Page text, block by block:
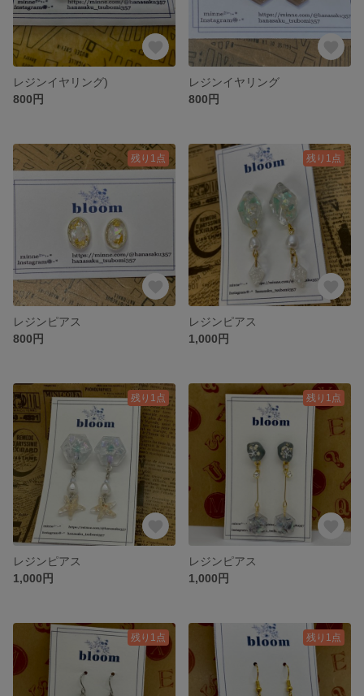
レジンイヤリング)
800円
レジンイヤリング
800円
残り1点
レジンピアス
800円
残り1点
レジンピアス
1,000円
残り1点
レジンピアス
1,000円
残り1点
レジンピアス
1,000円
残り1点 残り1点